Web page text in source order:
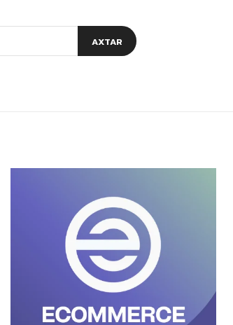
AXTAR